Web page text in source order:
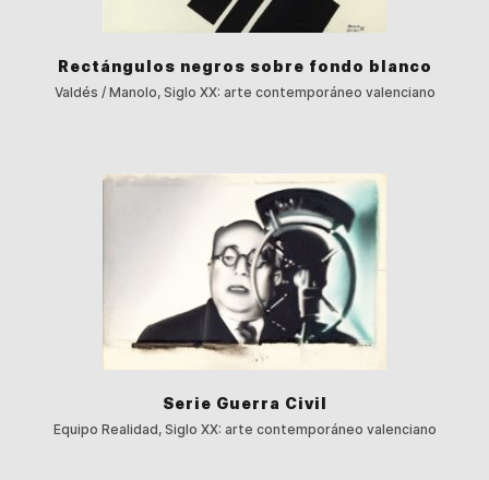
Rectángulos negros sobre fondo blanco
Valdés / Manolo, Siglo XX: arte contemporáneo valenciano
Serie Guerra Civil
Equipo Realidad, Siglo XX: arte contemporáneo valenciano